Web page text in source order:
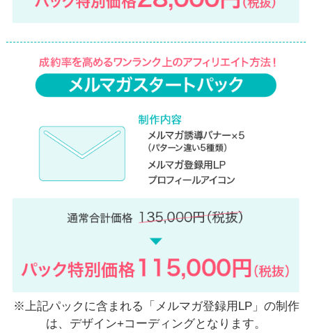
※上記パックに含まれる「メルマガ登録用LP」の制作
は、デザイン+コーディングとなります。